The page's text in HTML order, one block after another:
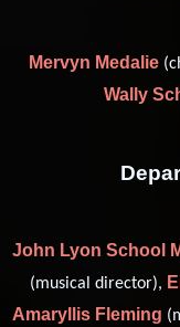
Mervyn Medalie
Wally
John Lyon School
(musical director),
Amaryllis Fleming